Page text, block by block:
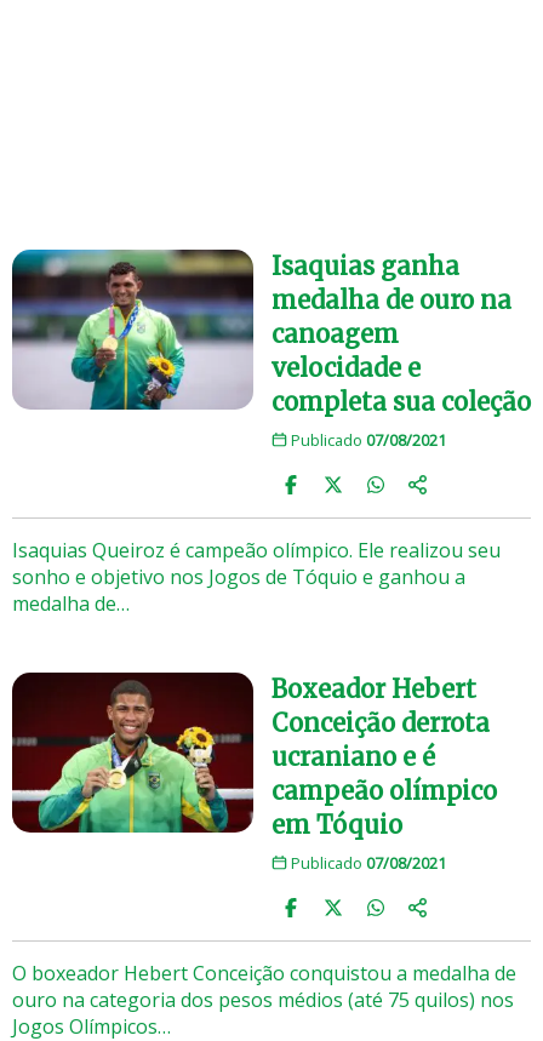
Isaquias ganha
medalha de ouro na
canoagem
velocidade e
completa sua coleção
Publicado 07/08/2021
Isaquias Queiroz é campeão olímpico. Ele realizou seu
sonho e objetivo nos Jogos de Tóquio e ganhou a
medalha de…
Boxeador Hebert
Conceição derrota
ucraniano e é
campeão olímpico
em Tóquio
Publicado 07/08/2021
O boxeador Hebert Conceição conquistou a medalha de
ouro na categoria dos pesos médios (até 75 quilos) nos
Jogos Olímpicos…